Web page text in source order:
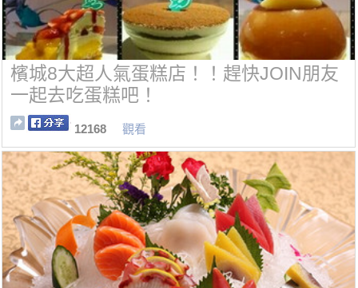
檳城8大超人氣蛋糕店！！趕快JOIN朋友
一起去吃蛋糕吧！
12168 觀看